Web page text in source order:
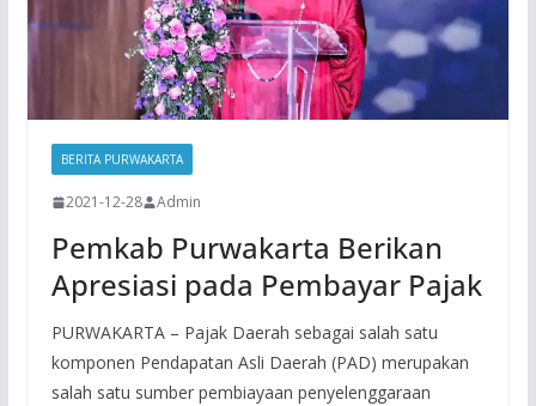
BERITA PURWAKARTA
2021-12-28 Admin
Pemkab Purwakarta Berikan
Apresiasi pada Pembayar Pajak
PURWAKARTA – Pajak Daerah sebagai salah satu
komponen Pendapatan Asli Daerah (PAD) merupakan
salah satu sumber pembiayaan penyelenggaraan